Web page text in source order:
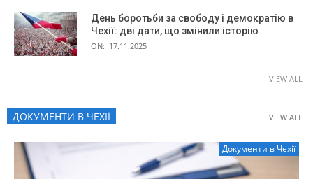
День боротьби за свободу і демократію в
Чехії: дві дати, що змінили історію
ON: 17.11.2025
VIEW ALL
ДОКУМЕНТИ В ЧЕХІЇ VIEW ALL
Документи в Чехії
VIEW ALL